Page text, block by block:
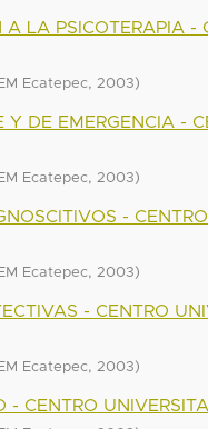
LA PSICOTERAPIA -
Ecatepec, 2003)
DE EMERGENCIA -
Ecatepec, 2003)
-
Ecatepec, 2003)
- CENTRO
Ecatepec, 2003)
- CENTRO